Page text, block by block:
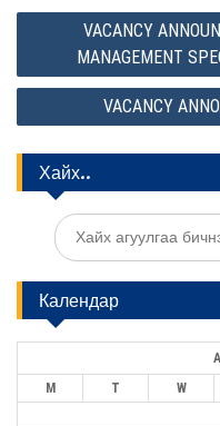
P
s
t
n
a
g
a
t
i
VACANCY
MANAGEMENT
VACANCY
Хайх..
S
e
r
c
h
f
r
:
Календар
M
T W